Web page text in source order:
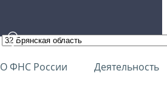
О ФНС России Деятельность